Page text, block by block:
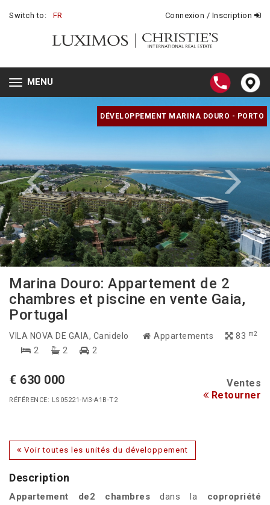
Switch to: FR Connexion / Inscription
Toggle
navigation
MENU
DÉVELOPPEMENT MARINA DOURO - PORTO
Marina Douro: Appartement de 2
chambres et piscine en vente Gaia,
Portugal
VILA NOVA DE GAIA, Canidelo Appartements 83 m2
2 2 2
€ 630 000 Ventes
RÉFÉRENCE: LS05221-M3-A1B-T2 Retourner
Voir toutes les unités du développement
Description
Appartement de2 chambres dans la copropriété